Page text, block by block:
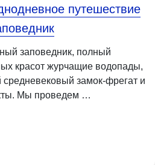
путешествие
заповедник, полный
красот журчащие водопады,
замок-фрегат и
Мы проведем …